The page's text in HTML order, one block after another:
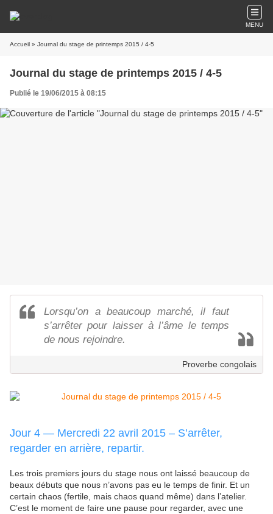
MENU
Accueil » Journal du stage de printemps 2015 / 4-5
Journal du stage de printemps 2015 / 4-5
Publié le 19/06/2015 à 08:15
Lorsqu’on a beaucoup marché, il faut
s’arrêter pour laisser à l’âme le temps
de nous rejoindre.
Proverbe congolais
Jour 4 — Mercredi 22 avril 2015 – S’arrêter,
regarder en arrière, repartir.
Les trois premiers jours du stage nous ont laissé beaucoup de
beaux débuts que nous n’avons pas eu le temps de finir. Et un
certain chaos (fertile, mais chaos quand même) dans l’atelier.
C’est le moment de faire une pause pour regarder, avec une